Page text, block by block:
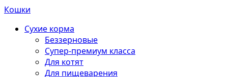
Кошки
Сухие корма
Беззерновые
Супер-премиум класса
Для котят
Для пищеварения